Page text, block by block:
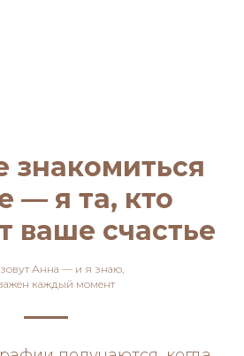
знакомиться
— я та, кто
ваше счастье
Анна — и я знаю,
каждый момент